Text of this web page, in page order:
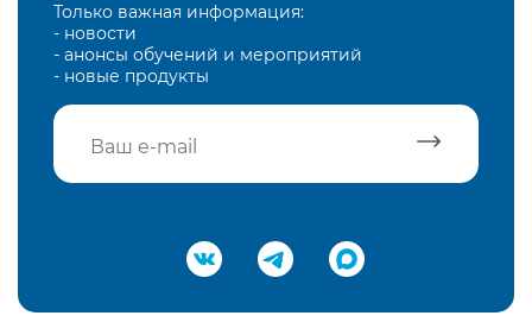
Только важная информация:
- новости
- анонсы обучений и мероприятий
- новые продукты
Подтвердить e-mail